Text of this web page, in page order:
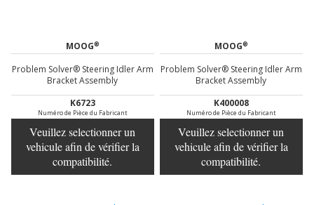
MOOG®
Problem Solver® Steering Idler Arm
Bracket Assembly
K6723
Numéro de Pièce du Fabricant
Veuillez selectionner un
vehicule afin de vérifier la
compatibilité.
MOOG®
Problem Solver® Steering Idler Arm
Bracket Assembly
K400008
Numéro de Pièce du Fabricant
Veuillez selectionner un
vehicule afin de vérifier la
compatibilité.